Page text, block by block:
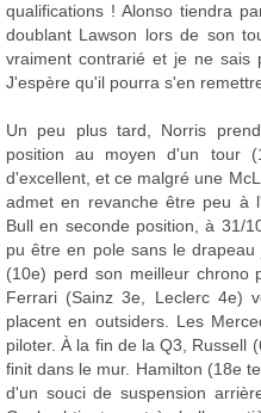
qualifications ! Alonso tiendra
doublant Lawson lors de son
vraiment contrarié et je ne sais
J'espère qu'il pourra s'en
Un peu plus tard, Norris
position au moyen d'un tour
d'excellent, et ce malgré une
admet en revanche être peu à
Bull en seconde position, à 31/
pu être en pole sans le
(10e) perd son meilleur chrono
Ferrari (Sainz 3e, Leclerc 4e)
placent en outsiders. Les
piloter. À la fin de la Q3, Russell
finit dans le mur. Hamilton (18e
d'un souci de suspension